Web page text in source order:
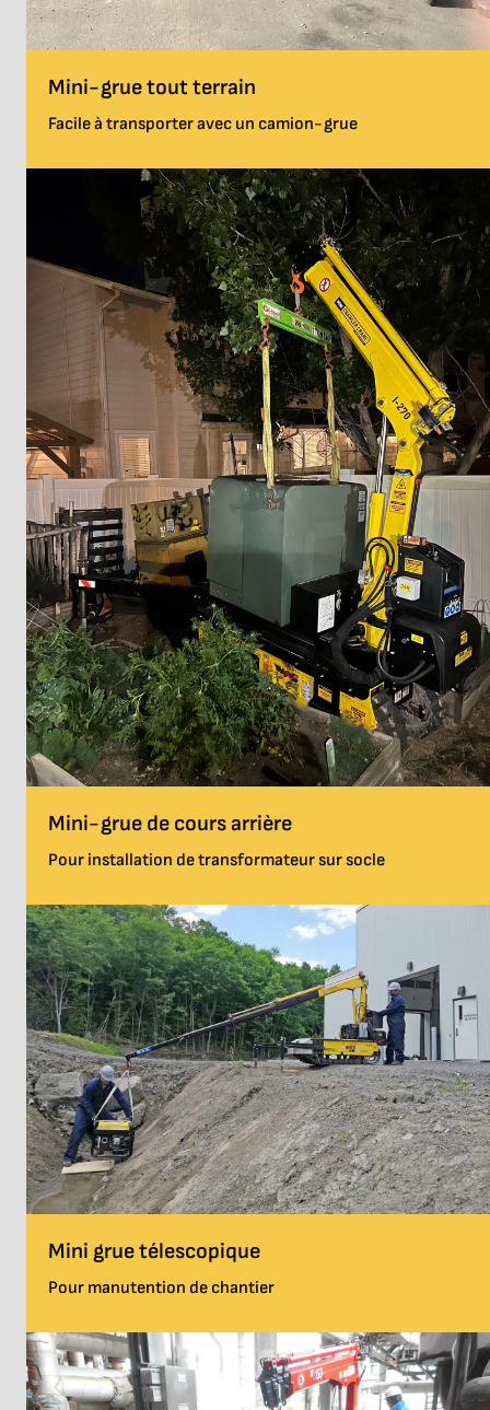
Mini-grue tout terrain
Facile à transporter avec un camion-grue
Mini-grue de cours arrière
Pour installation de transformateur sur socle
Mini grue télescopique
Pour manutention de chantier